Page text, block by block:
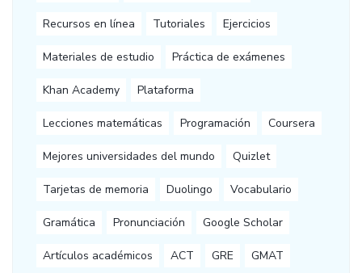
Recursos en línea Tutoriales Ejercicios
Materiales de estudio Práctica de exámenes
Khan Academy Plataforma
Lecciones matemáticas Programación Coursera
Mejores universidades del mundo Quizlet
Tarjetas de memoria Duolingo Vocabulario
Gramática Pronunciación Google Scholar
Artículos académicos ACT GRE GMAT